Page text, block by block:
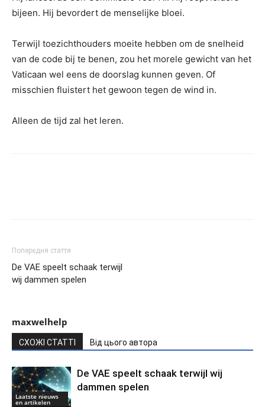
bijeen. Hij bevordert de menselijke bloei.
Terwijl toezichthouders moeite hebben om de snelheid
van de code bij te benen, zou het morele gewicht van het
Vaticaan wel eens de doorslag kunnen geven. Of
misschien fluistert het gewoon tegen de wind in.
Alleen de tijd zal het leren.
Попередня стаття
De VAE speelt schaak terwijl
wij dammen spelen
maxwelhelp
СХОЖІ СТАТТІ Від цього автора
Laatste nieuws
en artikelen
De VAE speelt schaak terwijl wij
dammen spelen